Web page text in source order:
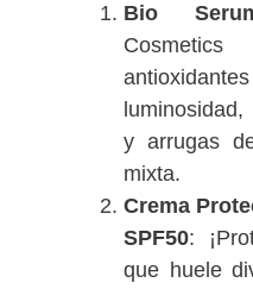
Bio
y arrugas
mixta.
Crema
SPF50:
que huele